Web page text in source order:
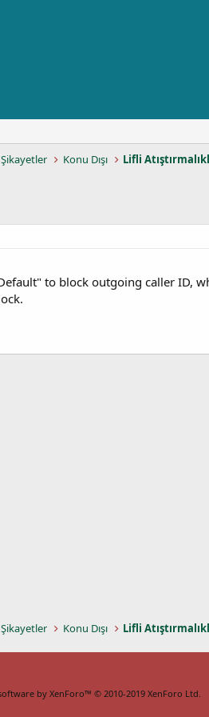
Konu Dışı Lifli
to block outgoing caller ID,
Konu Dışı Lifli
by XenForo™ © 2010-2019 XenForo Ltd.